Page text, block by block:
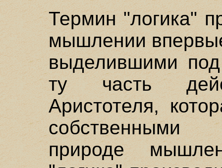
Термин "логика"
мышлении
выделившими
ту часть
Аристотеля,
собственными
природе